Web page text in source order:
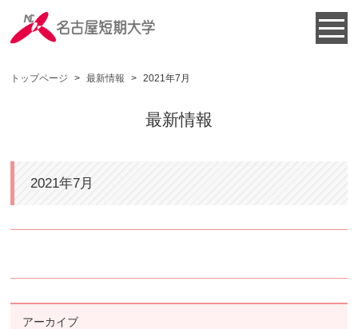
トップページ > 最新情報 > 2021年7月
最新情報
2021年7月
アーカイブ